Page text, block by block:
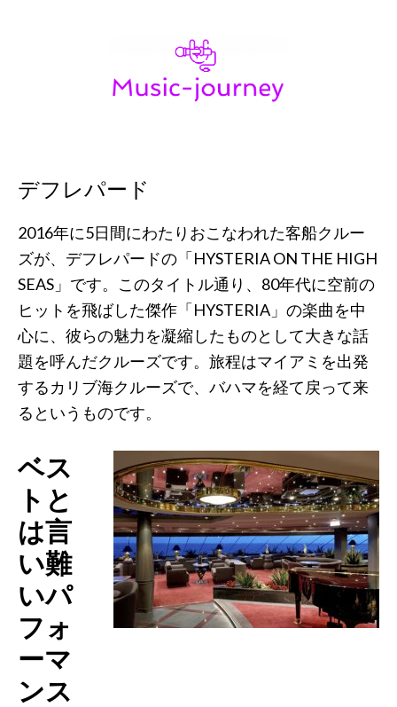
デフレパード
2016年に5日間にわたりおこなわれた客船クルー
ズが、デフレパードの「HYSTERIA ON THE HIGH
SEAS」です。このタイトル通り、80年代に空前の
ヒットを飛ばした傑作「HYSTERIA」の楽曲を中
心に、彼らの魅力を凝縮したものとして大きな話
題を呼んだクルーズです。旅程はマイアミを出発
するカリブ海クルーズで、バハマを経て戻って来
るというものです。
ベス
トと
は言
い難
いパ
フォ
ーマ
ンス